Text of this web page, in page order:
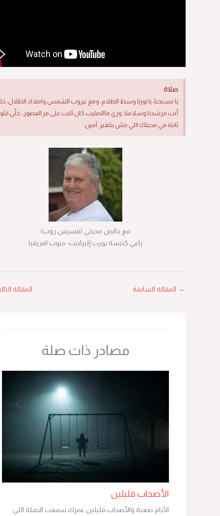
يا مسيحنا، يا نورنا وسط الظلام، ومع غروب الشمس وامتداد الظلال، خليك
أنت مرشدنا وسلامنا. وزي ماالصليب كان ثابت على مر العصور ، خلّي قلوبنا
ثابتة في محبتك اللي مش بتتغير. آمين.
مع خالص محبتي (قسيس روب)
راعي كنيسة بورت إليزابيث- جنوب افريقيا
المقالة السابقة المقالة التالية←
مصادر ذات صلة
الأصحاب قليلين
الأيام صعبة والأصحاب قليلين عمرك سمعت الجملة اللي